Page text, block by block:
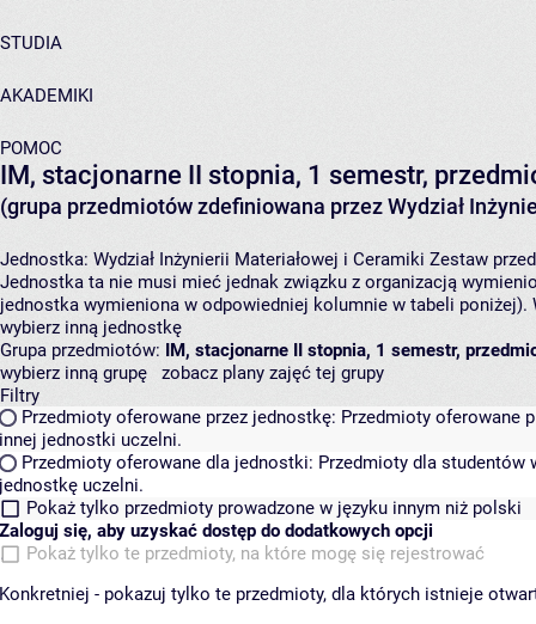
STUDIA
AKADEMIKI
POMOC
IM, stacjonarne II stopnia, 1 semestr,
(grupa przedmiotów zdefiniowana przez Wydział
Jednostka: Wydział Inżynierii Materiałowej i Ceramiki Zestaw
Jednostka ta nie musi mieć jednak związku z organizacją
jednostka wymieniona w odpowiedniej kolumnie w tabeli
wybierz inną jednostkę
Grupa przedmiotów: IM, stacjonarne II stopnia, 1 semestr,
wybierz inną grupę
zobacz plany zajęć tej grupy
Filtry
Przedmioty oferowane przez jednostkę: Przedmioty oferowane
innej jednostki uczelni.
Przedmioty oferowane dla jednostki: Przedmioty dla studentów
jednostkę uczelni.
Pokaż tylko przedmioty prowadzone w języku innym niż polski
Zaloguj się, aby uzyskać dostęp do dodatkowych opcji
Pokaż tylko te przedmioty, na które mogę się rejestrować
Konkretniej - pokazuj tylko te przedmioty, dla których istnieje